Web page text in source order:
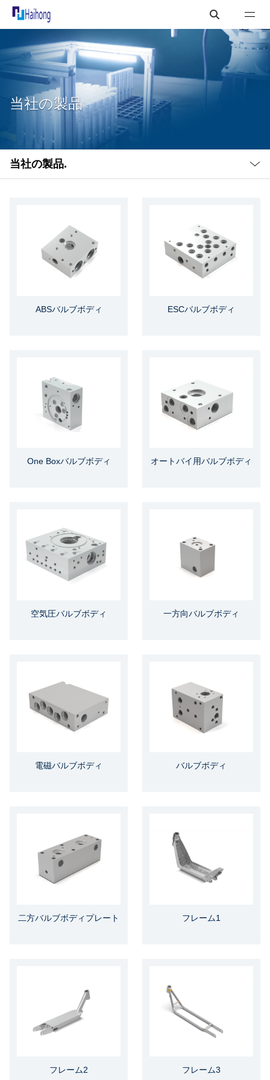
当社の製品
当社の製品.
Nav
Open
Menu
ABSバルブボディ ESCバルブボディ
One Boxバルブボディ オートバイ用バルブボディ
空気圧バルブボディ 一方向バルブボディ
電磁バルブボディ バルブボディ
二方バルブボディプレート フレーム1
フレーム2 フレーム3